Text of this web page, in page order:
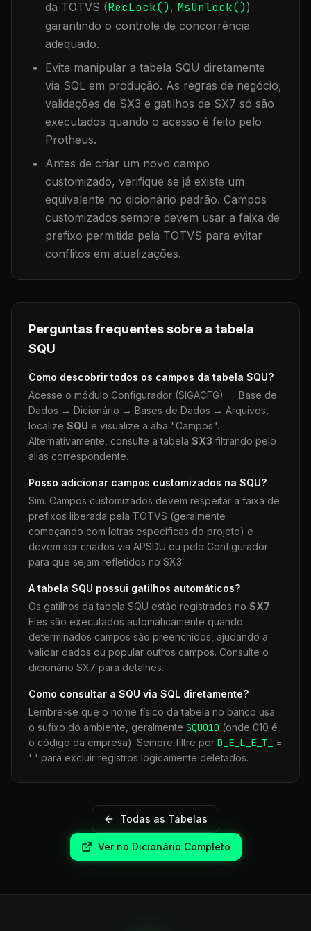
da TOTVS (RecLock(), MsUnlock())
garantindo o controle de concorrência
adequado.
Evite manipular a tabela SQU diretamente
via SQL em produção. As regras de negócio,
validações de SX3 e gatilhos de SX7 só são
executados quando o acesso é feito pelo
Protheus.
Antes de criar um novo campo
customizado, verifique se já existe um
equivalente no dicionário padrão. Campos
customizados sempre devem usar a faixa de
prefixo permitida pela TOTVS para evitar
conflitos em atualizações.
Perguntas frequentes sobre a tabela
SQU
Como descobrir todos os campos da tabela SQU?
Acesse o módulo Configurador (SIGACFG) → Base de
Dados → Dicionário → Bases de Dados → Arquivos,
localize SQU e visualize a aba "Campos".
Alternativamente, consulte a tabela SX3 filtrando pelo
alias correspondente.
Posso adicionar campos customizados na SQU?
Sim. Campos customizados devem respeitar a faixa de
prefixos liberada pela TOTVS (geralmente
começando com letras específicas do projeto) e
devem ser criados via APSDU ou pelo Configurador
para que sejam refletidos no SX3.
A tabela SQU possui gatilhos automáticos?
Os gatilhos da tabela SQU estão registrados no SX7.
Eles são executados automaticamente quando
determinados campos são preenchidos, ajudando a
validar dados ou popular outros campos. Consulte o
dicionário SX7 para detalhes.
Como consultar a SQU via SQL diretamente?
Lembre-se que o nome físico da tabela no banco usa
o sufixo do ambiente, geralmente SQU010 (onde 010 é
o código da empresa). Sempre filtre por D_E_L_E_T_
=
' ' para excluir registros logicamente deletados.
Todas as Tabelas
Ver no Dicionário Completo